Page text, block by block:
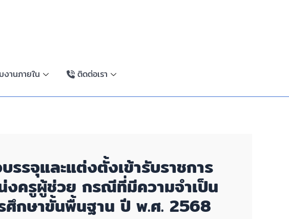
งานภายใน ติดต่อเรา
รรจุและแต่งตั้งเข้ารับราชการ
งครูผู้ช่วย กรณีที่มีความจำเป็น
ศึกษาขั้นพื้นฐาน ปี พ.ศ. 2568